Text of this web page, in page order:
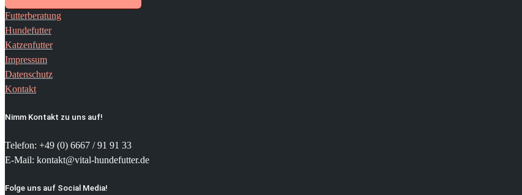
Futterberatung
Hundefutter
Katzenfutter
Impressum
Datenschutz
Kontakt
Nimm Kontakt zu uns auf!
Telefon: +49 (0) 6667 / 91 91 33
E-Mail: kontakt@vital-hundefutter.de
Folge uns auf Social Media!